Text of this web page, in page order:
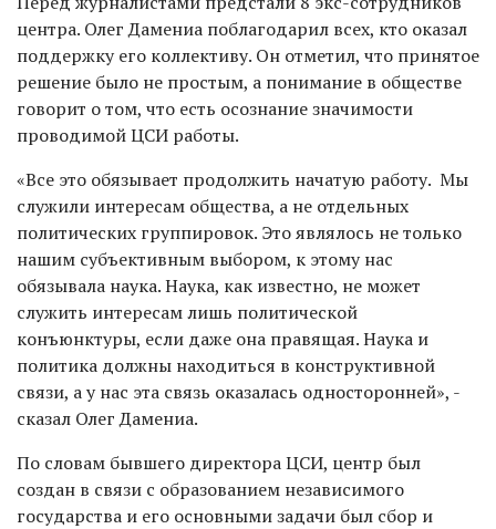
центра. Олег Дамениа поблагодарил всех, кто оказал
поддержку его коллективу. Он отметил, что принятое
решение было не простым, а понимание в обществе
говорит о том, что есть осознание значимости
проводимой ЦСИ работы.
«Все это обязывает продолжить начатую работу. Мы
служили интересам общества, а не отдельных
политических группировок. Это являлось не только
нашим субъективным выбором, к этому нас
обязывала наука. Наука, как известно, не может
служить интересам лишь политической
конъюнктуры, если даже она правящая. Наука и
политика должны находиться в конструктивной
связи, а у нас эта связь оказалась односторонней», -
сказал Олег Дамениа.
По словам бывшего директора ЦСИ, центр был
создан в связи с образованием независимого
государства и его основными задачи был сбор и